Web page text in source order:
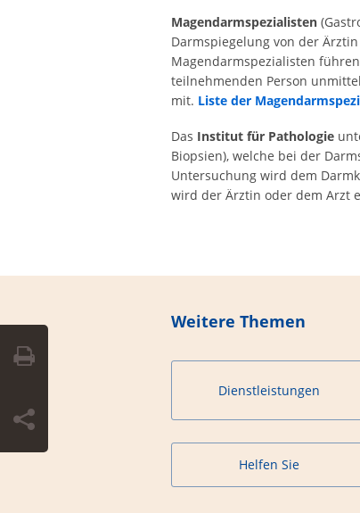
Magendarmspezialisten
Darmspiegelung von der
Magendarmspezialisten
teilnehmenden Person
mit. Liste der
Das Institut für Pathologie
Biopsien), welche bei der
Untersuchung wird dem
wird der Ärztin oder dem Arzt
Weitere Themen
Dienstleistungen
Helfen Sie